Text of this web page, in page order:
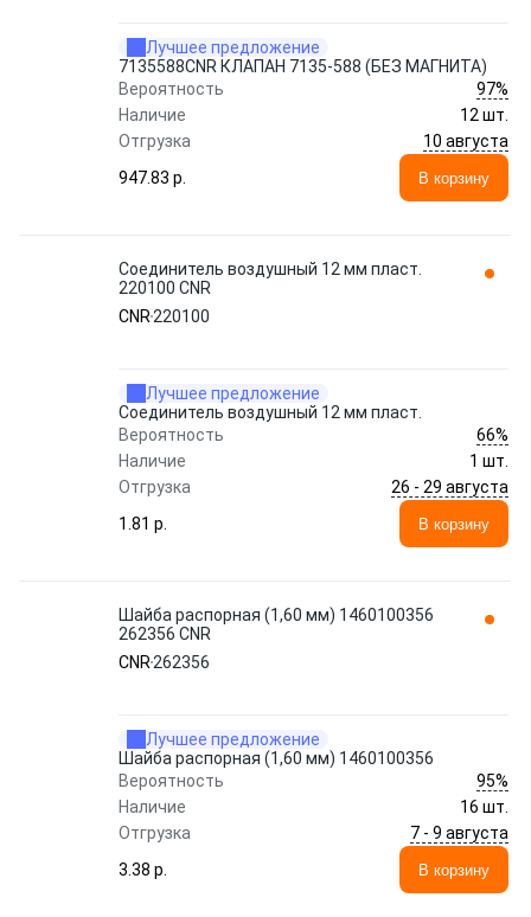
Лучшее предложение
7135588CNR КЛАПАН 7135-588 (БЕЗ МАГНИТА)
Вероятность
97%
Наличие
12 шт.
Отгрузка
10 августа
947.83 p.
В корзину
Соединитель воздушный 12 мм пласт.
220100 CNR
CNR 220100
Лучшее предложение
Соединитель воздушный 12 мм пласт.
Вероятность
66%
Наличие
1 шт.
Отгрузка
26 - 29 августа
1.81 p.
В корзину
Шайба распорная (1,60 мм) 1460100356
262356 CNR
CNR 262356
Лучшее предложение
Шайба распорная (1,60 мм) 1460100356
Вероятность
95%
Наличие
16 шт.
Отгрузка
7 - 9 августа
3.38 p.
В корзину